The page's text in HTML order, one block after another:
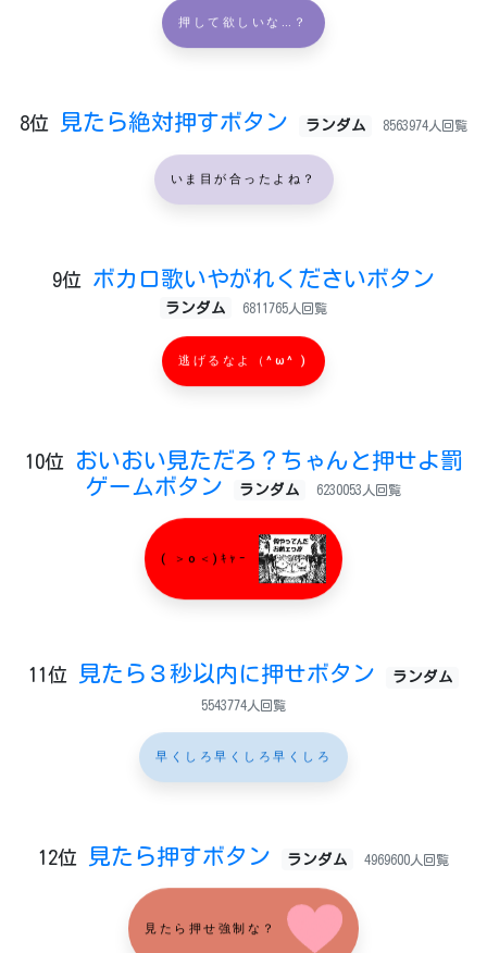
押して欲しいな…？
8位 見たら絶対押すボタン ランダム 8563974人回覧
いま目が合ったよね？
9位 ボカロ歌いやがれくださいボタン
ランダム 6811765人回覧
逃げるなよ（^ω^ )
10位
おいおい見ただろ？ちゃんと押せよ罰
ゲームボタン
ランダム 6230053人回覧
( ＞o＜)ｷｬｰ
11位 見たら３秒以内に押せボタン ランダム
5543774人回覧
早くしろ早くしろ早くしろ
12位 見たら押すボタン ランダム 4969600人回覧
見たら押せ強制な？